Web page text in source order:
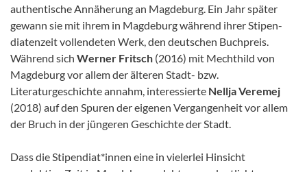
authentische Annäherung an Magdeburg. Ein Jahr später
gewann sie mit ihrem in Magdeburg während ihrer Stipen­
diatenzeit vollendeten Werk, den deutschen Buchpreis.
Während sich Werner Fritsch (2016) mit Mechthild von
Magde­burg vor allem der älteren Stadt- bzw.
Literaturgeschichte annahm, interessierte Nellja Veremej
(2018) auf den Spuren der eigenen Vergangenheit vor allem
der Bruch in der jüngeren Geschichte der Stadt.
Dass die Stipendiat*innen eine in vielerlei Hinsicht